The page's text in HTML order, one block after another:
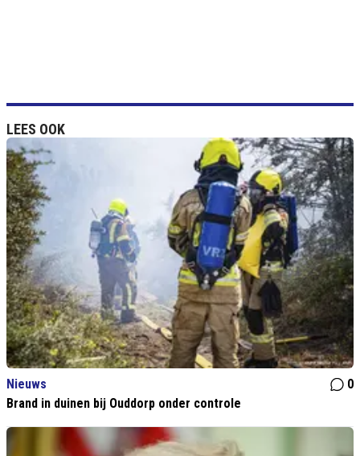
LEES OOK
Nieuws
0
Brand in duinen bij Ouddorp onder controle